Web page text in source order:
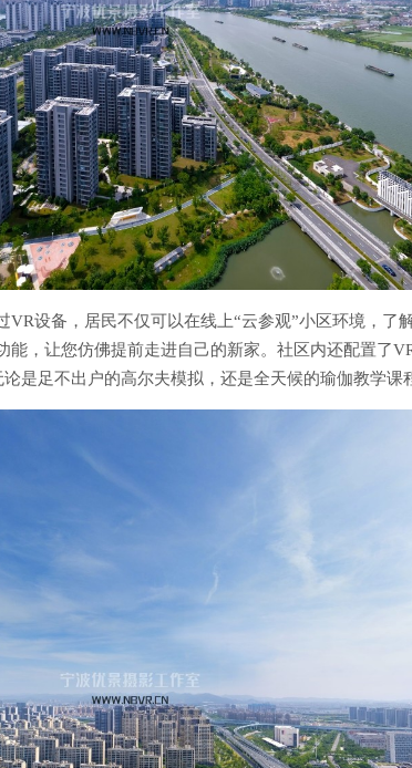
设备，居民不仅可以在线上“云参观”小区环境，了
，让您仿佛提前走进自己的新家。社区内还配置了
是足不出户的高尔夫模拟，还是全天候的瑜伽教学课